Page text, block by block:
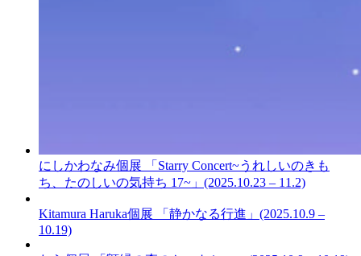
にしかわなみ個展 「Starry Concert~うれしいのきも
ち、たのしいの気持ち 17~」(2025.10.23 – 11.2)
Kitamura Haruka個展 「静かなる行進」(2025.10.9 –
10.19)